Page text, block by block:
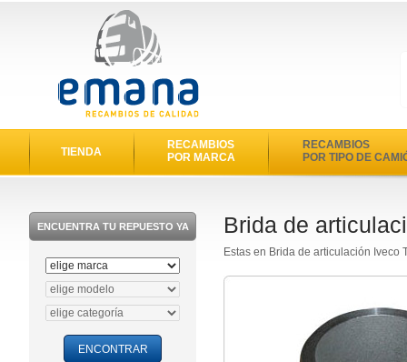
TIENDA
RECAMBIOS
POR MARCA
RECAMBIOS
POR TIPO DE
ENCUENTRA TU REPUESTO YA Brida de
Estas en Brida de articulación Iveco